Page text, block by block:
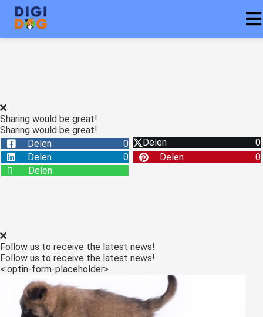
Sharing would be great!
Sharing would be great!
Delen
0 Delen
0
Delen
0 Delen
0
Delen
Follow us to receive the latest news!
Follow us to receive the latest news!
<:optin-form-placeholder>
zijn
deze
kan de